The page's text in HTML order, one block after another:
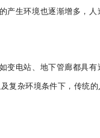
产生环境也逐渐增多，
变电站、地下管廊都具
复杂环境条件下，传统